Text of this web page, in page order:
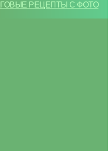
РЕЦЕПТЫ С ФОТО